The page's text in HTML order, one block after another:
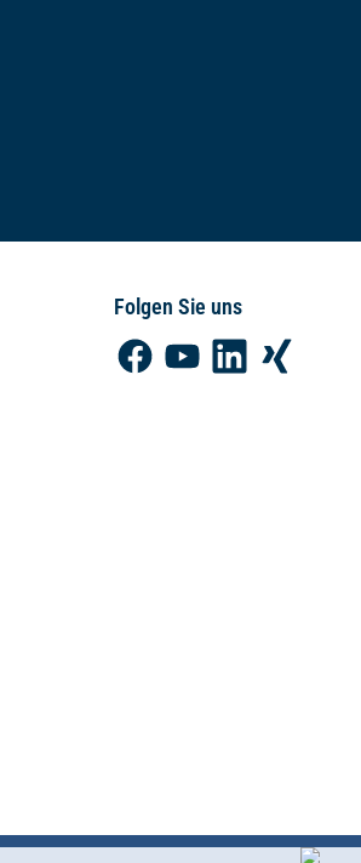
Folgen Sie uns
FacebookYouTubeLinkedInXing